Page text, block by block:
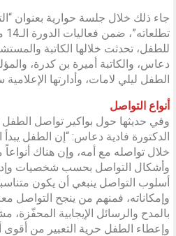
جاء ذلك خلال جلسة حوارية بعنوان
للطفل، تحدثت خلالها الكاتبة
دعاس، والكاتبة أميرة بن كدرة،
الطفل ليلي لامات، وأدارتها الإعلامية
أنواع التواصل
وفي حديثها حول بواكير تواصل
الدكتورة فادية دعاس: “إن الطفل
خلال تواصله مع أمه، وإن هناك
وأشكال التواصل بحسب شخصيات
أسلوب التواصل ينبغي أن يكون
وإمكاناته، فمنهم من ينجح التواصل
بالمدح والرسائل الإيجابية
وإعطاء الطفل حرية التعبير من